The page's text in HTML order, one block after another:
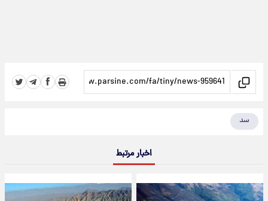
سد
اخبار مرتبط